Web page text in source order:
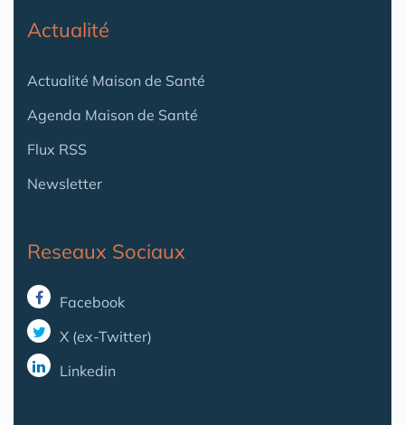
Actualité
Actualité Maison de Santé
Agenda Maison de Santé
Flux RSS
Newsletter
Reseaux Sociaux
Facebook
X (ex-Twitter)
Linkedin